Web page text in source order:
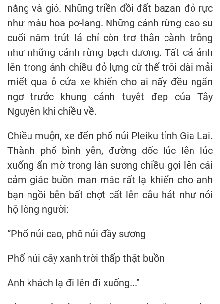
nắng và gió. Những triền đồi đất bazan đỏ rực
như màu hoa pơ-lang. Những cánh rừng cao su
cuối năm trút lá chỉ còn trơ thân cành trông
như những cánh rừng bạch dương. Tất cả ánh
lên trong ánh chiều đỏ lựng cứ thế trôi dài mải
miết qua ô cửa xe khiến cho ai nấy đều ngẩn
ngơ trước khung cảnh tuyệt đẹp của Tây
Nguyên khi chiều về.
Chiều muộn, xe đến phố núi Pleiku tỉnh Gia Lai.
Thành phố bình yên, đường dốc lúc lên lúc
xuống ẩn mờ trong làn sương chiều gợi lên cái
cảm giác buồn man mác rất lạ khiến cho anh
bạn ngồi bên bất chợt cất lên câu hát như nói
hộ lòng người:
“Phố núi cao, phố núi đầy sương
Phố núi cây xanh trời thấp thật buồn
Anh khách lạ đi lên đi xuống...”